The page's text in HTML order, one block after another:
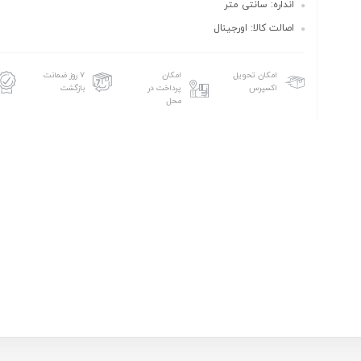
انداره: سانتی متر
اصالت کالا: اورجینال
امکان تحویل
اکسپرس
امکان
پرداخت در
محل
۷ روز ضمانت
بازگشت